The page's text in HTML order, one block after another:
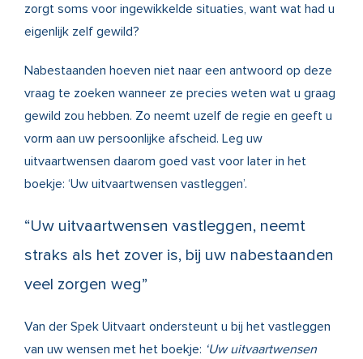
zorgt soms voor ingewikkelde situaties, want wat had u
eigenlijk zelf gewild?
Nabestaanden hoeven niet naar een antwoord op deze
vraag te zoeken wanneer ze precies weten wat u graag
gewild zou hebben. Zo neemt uzelf de regie en geeft u
vorm aan uw persoonlijke afscheid. Leg uw
uitvaartwensen daarom goed vast voor later in het
boekje: ‘Uw uitvaartwensen vastleggen’.
“Uw uitvaartwensen vastleggen, neemt
straks als het zover is, bij uw nabestaanden
veel zorgen weg”
Van der Spek Uitvaart ondersteunt u bij het vastleggen
van uw wensen met het boekje: ‘Uw uitvaartwensen